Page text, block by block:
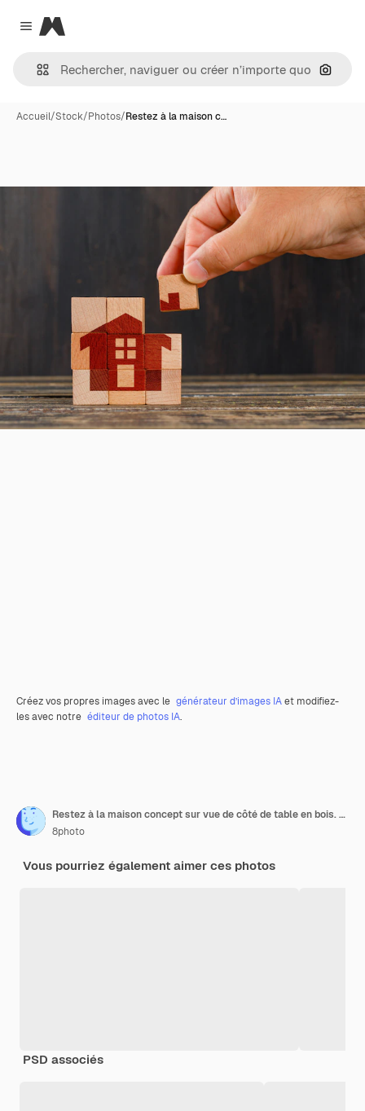
Close menu
Magnific
Accueil/Stock/Photos/Restez à la maison c…
Créez vos propres images avec le générateur d’images IAet modifiez-
les avec notre éditeur de photos IA.
Restez à la maison concept sur vue de côté de table en bois. Main tenant un cube en bois.
8photo
Vous pourriez également aimer ces photos
PSD associés